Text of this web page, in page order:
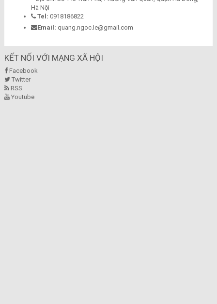
Hà Nội
Tel: 0918186822
Email: quang.ngoc.le@gmail.com
KẾT NỐI VỚI MẠNG XÃ HỘI
Facebook
Twitter
RSS
Youtube